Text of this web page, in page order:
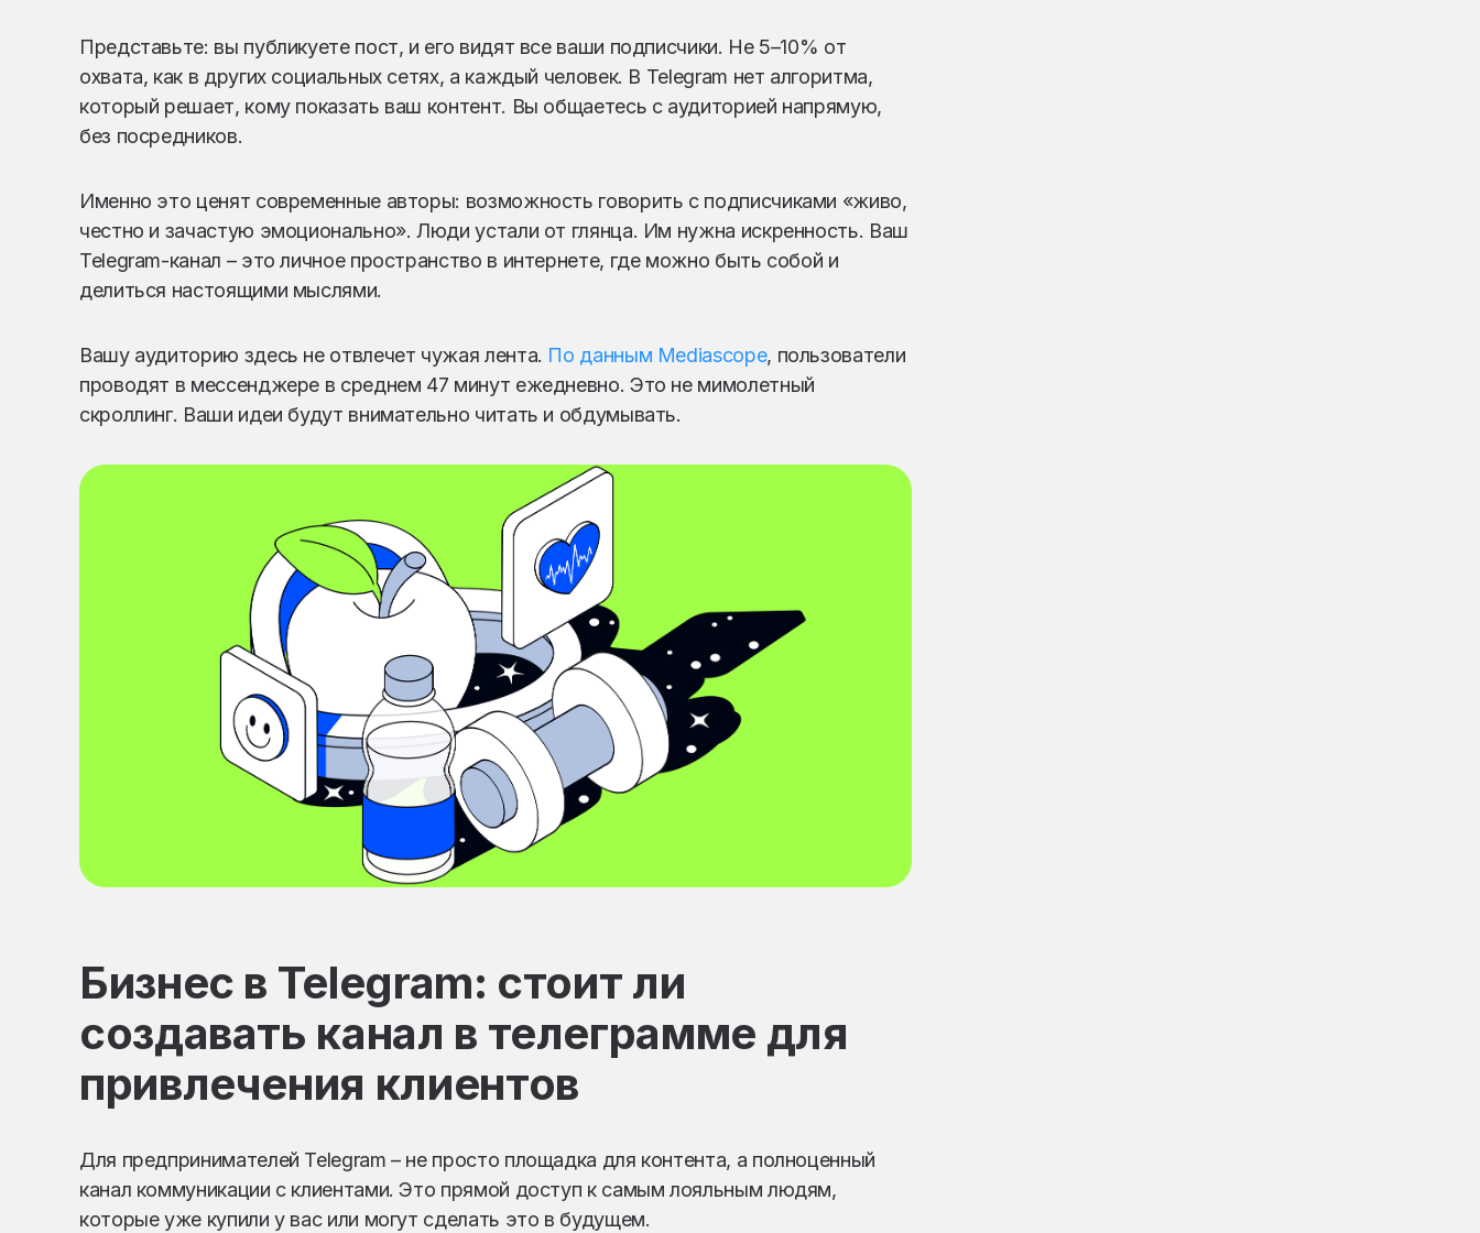
Представьте: вы публикуете пост, и его видят все ваши подписчики. Не 5–10% от
охвата, как в других социальных сетях, а каждый человек. В Telegram нет алгоритма,
который решает, кому показать ваш контент. Вы общаетесь с аудиторией напрямую,
без посредников.
Именно это ценят современные авторы: возможность говорить с подписчиками «живо,
честно и зачастую эмоционально». Люди устали от глянца. Им нужна искренность. Ваш
Telegram-канал – это личное пространство в интернете, где можно быть собой и
делиться настоящими мыслями.
Вашу аудиторию здесь не отвлечет чужая лента. По данным Mediascope, пользователи
проводят в мессенджере в среднем 47 минут ежедневно. Это не мимолетный
скроллинг. Ваши идеи будут внимательно читать и обдумывать.
Бизнес в Telegram: стоит ли
создавать канал в телеграмме для
привлечения клиентов
Для предпринимателей Telegram – не просто площадка для контента, а полноценный
канал коммуникации с клиентами. Это прямой доступ к самым лояльным людям,
которые уже купили у вас или могут сделать это в будущем.